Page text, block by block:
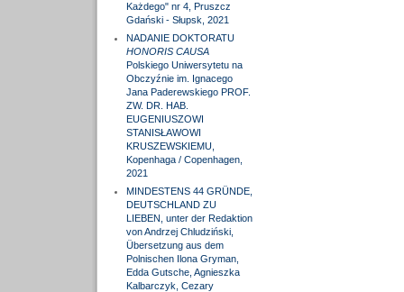
Każdego" nr 4, Pruszcz
Gdański - Słupsk, 2021
NADANIE DOKTORATU
HONORIS CAUSA
Polskiego Uniwersytetu na
Obczyźnie im. Ignacego
Jana Paderewskiego PROF.
ZW. DR. HAB.
EUGENIUSZOWI
STANISŁAWOWI
KRUSZEWSKIEMU,
Kopenhaga / Copenhagen,
2021
MINDESTENS 44 GRÜNDE,
DEUTSCHLAND ZU
LIEBEN, unter der Redaktion
von Andrzej Chludziński,
Übersetzung aus dem
Polnischen Ilona Gryman,
Edda Gutsche, Agnieszka
Kalbarczyk, Cezary